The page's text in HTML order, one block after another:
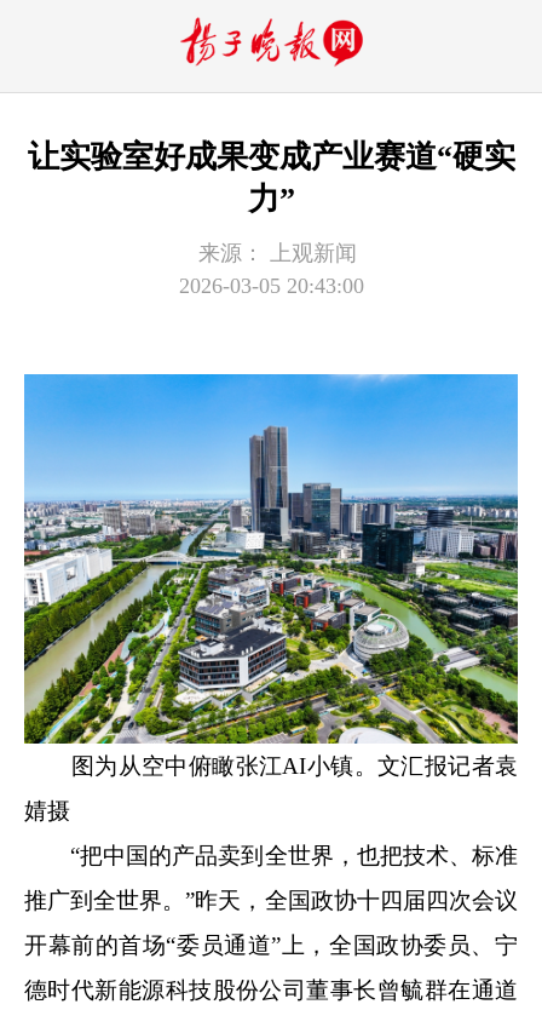
让实验室好成果变成产业赛道“硬实
力”
来源：
上观新闻
2026-03-05 20:43:00
图为从空中俯瞰张江AI小镇。文汇报记者袁
婧摄
“把中国的产品卖到全世界，也把技术、标准
推广到全世界。”昨天，全国政协十四届四次会议
开幕前的首场“委员通道”上，全国政协委员、宁
德时代新能源科技股份公司董事长曾毓群在通道